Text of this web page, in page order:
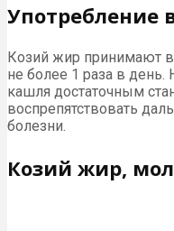
Употребление
Козий жир принимают в
не более 1 раза в день.
кашля достаточным
воспрепятствовать
болезни.
Козий жир,